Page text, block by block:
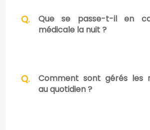
Que se passe-t-il en
médicale la nuit ?
Comment sont gérés les
au quotidien ?